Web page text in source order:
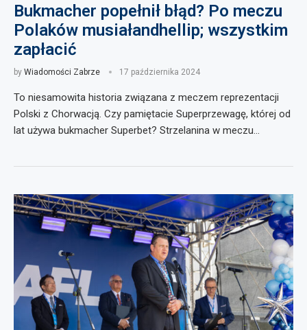
Bukmacher popełnił błąd? Po meczu
Polaków musiałandhellip; wszystkim
zapłacić
by Wiadomości Zabrze 17 października 2024
To niesamowita historia związana z meczem reprezentacji
Polski z Chorwacją. Czy pamiętacie Superprzewagę, której od
lat używa bukmacher Superbet? Strzelanina w meczu…